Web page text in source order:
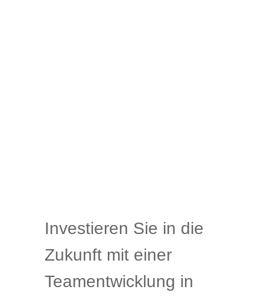
Investieren Sie in die
Zukunft mit einer
Teamentwicklung in